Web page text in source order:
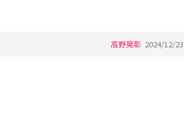
高野晃彰 2024/12/23